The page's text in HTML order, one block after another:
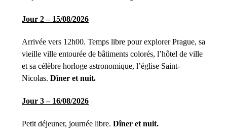
Jour 2 – 15/08/2026
Arrivée vers 12h00. Temps libre pour explorer Prague, sa
vieille ville entourée de bâtiments colorés, l’hôtel de ville
et sa célèbre horloge astronomique, l’église Saint-
Nicolas. Dîner et nuit.
Jour 3 – 16/08/2026
Petit déjeuner, journée libre. Dîner et nuit.